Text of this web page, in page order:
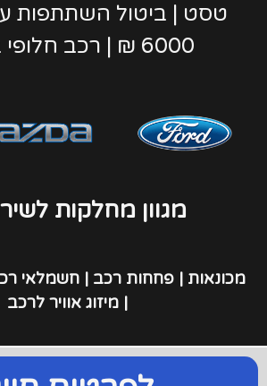
טסט | ביטול השתתפות
6000 ₪ | רכב חלופי במקום
מגוון מחלקות
מכונאות | פחחות רכב | חשמלאי
| מיזוג אוויר לרכב